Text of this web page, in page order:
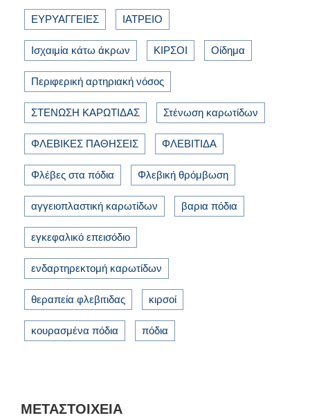
ΕΥΡΥΑΓΓΕΙΕΣ ΙΑΤΡΕΙΟ
Ισχαιμία κάτω άκρων ΚΙΡΣΟΙ Οίδημα
Περιφερική αρτηριακή νόσος
ΣΤΕΝΩΣΗ ΚΑΡΩΤΙΔΑΣ Στένωση καρωτίδων
ΦΛΕΒΙΚΕΣ ΠΑΘΗΣΕΙΣ ΦΛΕΒΙΤΙΔΑ
Φλέβες στα πόδια Φλεβική θρόμβωση
αγγειοπλαστική καρωτίδων βαρια πόδια
εγκεφαλικό επεισόδιο
ενδαρτηρεκτομή καρωτίδων
θεραπεία φλεβιτιδας κιρσοί
κουρασμένα πόδια πόδια
ΜΕΤΑΣΤΟΙΧΕΊΑ